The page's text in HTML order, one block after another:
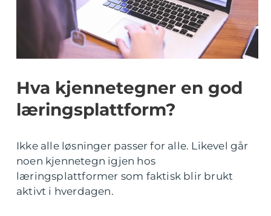
Hva kjennetegner en god
læringsplattform?
Ikke alle løsninger passer for alle. Likevel går
noen kjennetegn igjen hos
læringsplattformer som faktisk blir brukt
aktivt i hverdagen.